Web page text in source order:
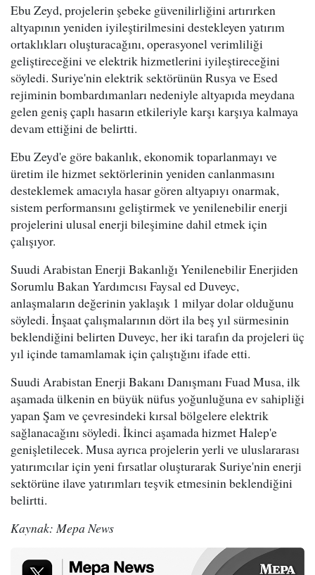
Ebu Zeyd, projelerin şebeke güvenilirliğini artırırken
altyapının yeniden iyileştirilmesini destekleyen yatırım
ortaklıkları oluşturacağını, operasyonel verimliliği
geliştireceğini ve elektrik hizmetlerini iyileştireceğini
söyledi. Suriye'nin elektrik sektörünün Rusya ve Esed
rejiminin bombardımanları nedeniyle altyapıda meydana
gelen geniş çaplı hasarın etkileriyle karşı karşıya kalmaya
devam ettiğini de belirtti.
Ebu Zeyd'e göre bakanlık, ekonomik toparlanmayı ve
üretim ile hizmet sektörlerinin yeniden canlanmasını
desteklemek amacıyla hasar gören altyapıyı onarmak,
sistem performansını geliştirmek ve yenilenebilir enerji
projelerini ulusal enerji bileşimine dahil etmek için
çalışıyor.
Suudi Arabistan Enerji Bakanlığı Yenilenebilir Enerjiden
Sorumlu Bakan Yardımcısı Faysal ed Duveyc,
anlaşmaların değerinin yaklaşık 1 milyar dolar olduğunu
söyledi. İnşaat çalışmalarının dört ila beş yıl sürmesinin
beklendiğini belirten Duveyc, her iki tarafın da projeleri üç
yıl içinde tamamlamak için çalıştığını ifade etti.
Suudi Arabistan Enerji Bakanı Danışmanı Fuad Musa, ilk
aşamada ülkenin en büyük nüfus yoğunluğuna ev sahipliği
yapan Şam ve çevresindeki kırsal bölgelere elektrik
sağlanacağını söyledi. İkinci aşamada hizmet Halep'e
genişletilecek. Musa ayrıca projelerin yerli ve uluslararası
yatırımcılar için yeni fırsatlar oluşturarak Suriye'nin enerji
sektörüne ilave yatırımları teşvik etmesinin beklendiğini
belirtti.
Kaynak: Mepa News